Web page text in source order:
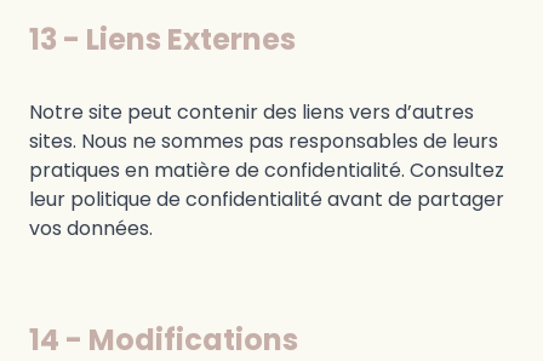
13 - Liens Externes
Notre site peut contenir des liens vers d’autres
sites. Nous ne sommes pas responsables de leurs
pratiques en matière de confidentialité. Consultez
leur politique de confidentialité avant de partager
vos données.
14 - Modifications